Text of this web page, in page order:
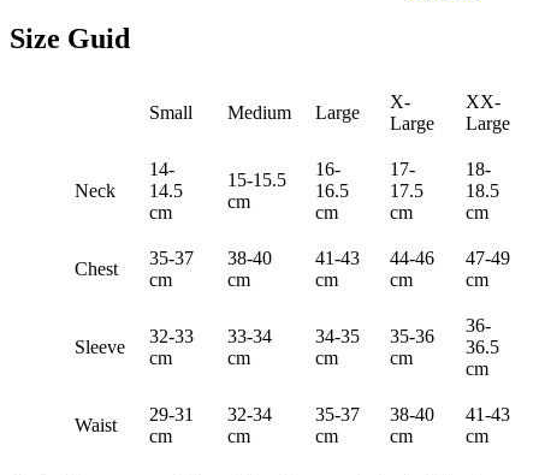
Size Guid
Small Medium Large
X-
Large
XX-
Large
Neck
14-
14.5
cm
15-15.5
cm
16-
16.5
cm
17-
17.5
cm
18-
18.5
cm
Chest
35-37
cm
38-40
cm
41-43
cm
44-46
cm
47-49
cm
Sleeve
32-33
cm
33-34
cm
34-35
cm
35-36
cm
36-
36.5
cm
Waist
29-31
cm
32-34
cm
35-37
cm
38-40
cm
41-43
cm